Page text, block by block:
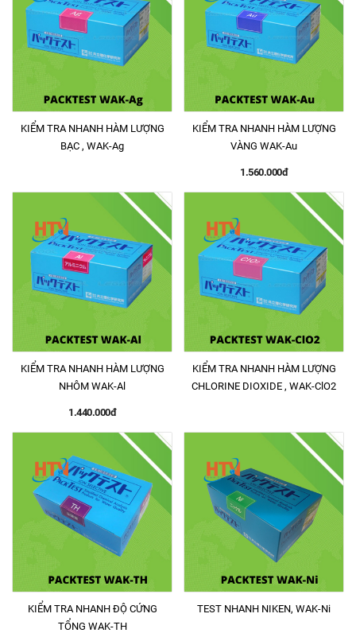
KIỂM TRA NHANH HÀM LƯỢNG
BẠC , WAK-Ag
KIỂM TRA NHANH HÀM LƯỢNG
VÀNG WAK-Au
1.560.000đ
KIỂM TRA NHANH HÀM LƯỢNG
NHÔM WAK-Al
1.440.000đ
KIỂM TRA NHANH HÀM LƯỢNG
CHLORINE DIOXIDE , WAK-ClO2
KIỂM TRA NHANH ĐỘ CỨNG
TỔNG WAK-TH
TEST NHANH NIKEN, WAK-Ni